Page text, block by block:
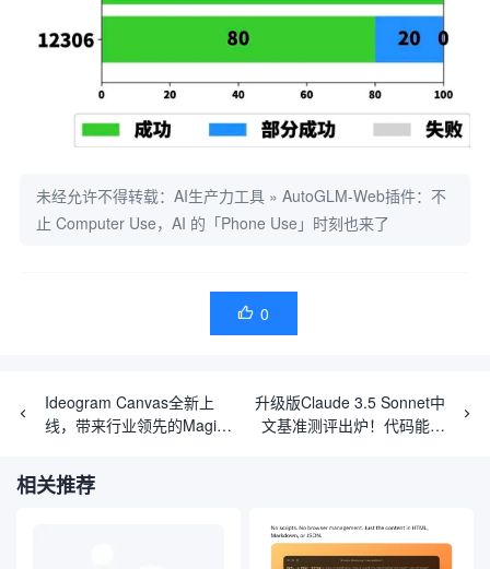
未经允许不得转载： AI生产力工具 » AutoGLM-Web插件：不
止 Computer Use，AI 的「Phone Use」时刻也来了
 0
Ideogram Canvas全新上
线，带来行业领先的Magic
升级版Claude 3.5 Sonnet中
文基准测评出炉！代码能力
相关推荐